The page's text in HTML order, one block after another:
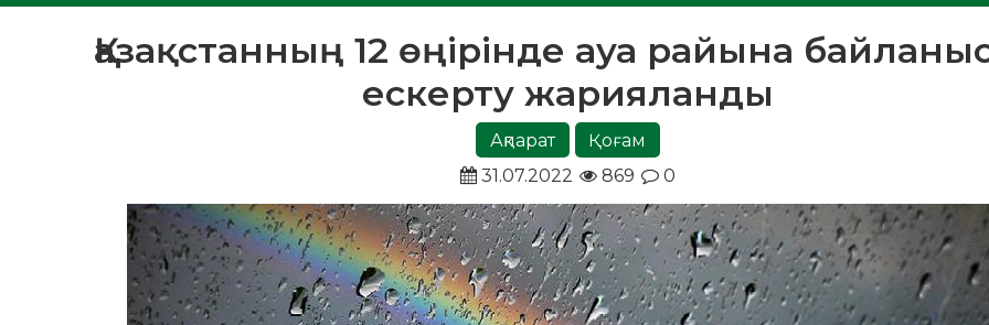
Қазақстанның 12 өңірінде ауа райына
ескерту жарияланды
Ақпарат
Қоғам
31.07.2022
869 0